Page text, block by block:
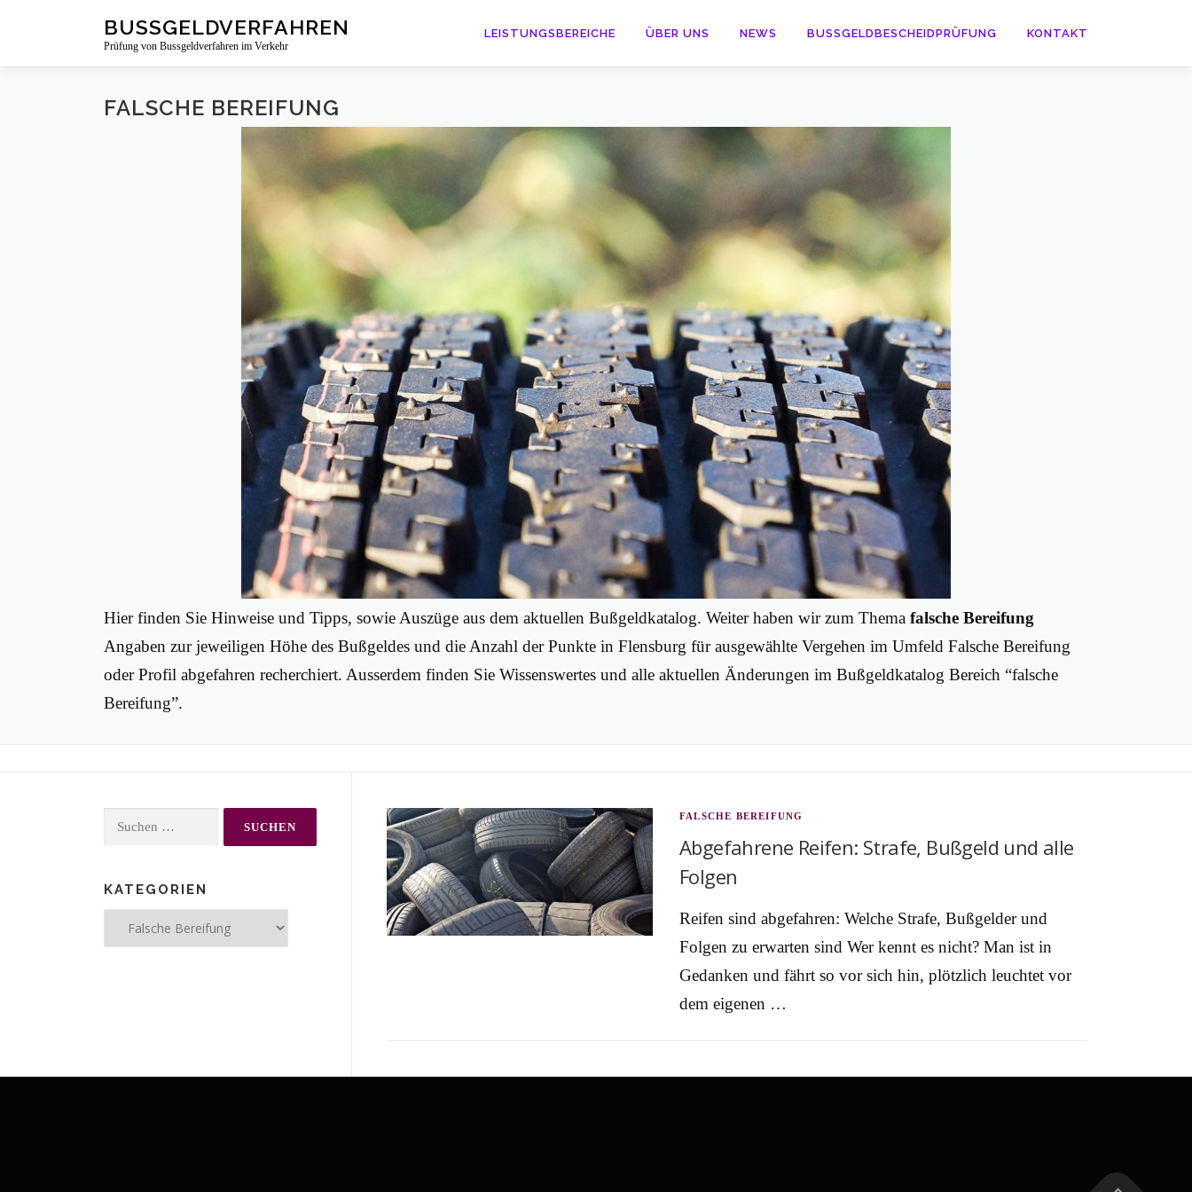
springen
BUSSGELDVERFAHREN
Prüfung von Bussgeldverfahren im Verkehr
LEISTUNGSBEREICHE ÜBER UNS NEWS BUSSGELDBESCHEIDPRÜFUNG KONTAKT
FALSCHE BEREIFUNG
Hier finden Sie Hinweise und Tipps, sowie Auszüge aus dem aktuellen Bußgeldkatalog. Weiter haben wir zum Thema falsche Bereifung
Angaben zur jeweiligen Höhe des Bußgeldes und die Anzahl der Punkte in Flensburg für ausgewählte Vergehen im Umfeld Falsche Bereifung
oder Profil abgefahren recherchiert. Ausserdem finden Sie Wissenswertes und alle aktuellen Änderungen im Bußgeldkatalog Bereich “falsche
Bereifung”.
FALSCHE BEREIFUNG
Abgefahrene Reifen: Strafe, Bußgeld und alle
Folgen
Reifen sind abgefahren: Welche Strafe, Bußgelder und
Folgen zu erwarten sind Wer kennt es nicht? Man ist in
Gedanken und fährt so vor sich hin, plötzlich leuchtet vor
dem eigenen …
Suchen
KATEGORIEN
Kategorien